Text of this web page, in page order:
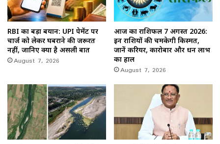
RBI का बड़ा बयान: UPI पेमेंट पर
चार्ज को लेकर घबराने की जरूरत
नहीं, जानिए क्या है असली बात
August 7, 2026
आज का राशिफल 7 अगस्त 2026:
इन राशियों की चमकेगी किस्मत,
जानें करियर, कारोबार और धन लाभ
का हाल
August 7, 2026